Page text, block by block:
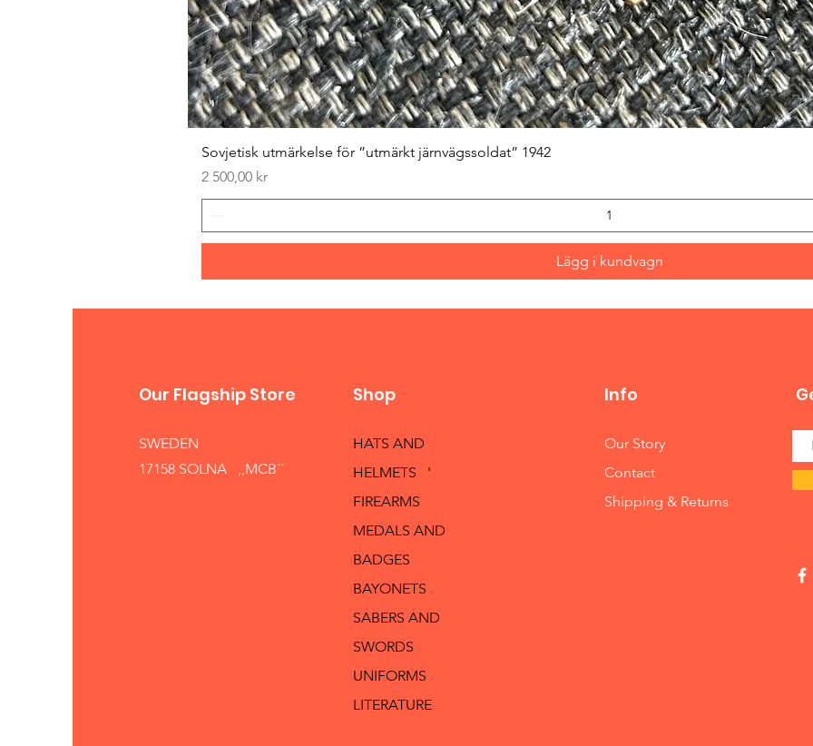
Sovjetisk utmärkelse för ”utmärkt järnvägssoldat” 1942
Pris
2 500,00 kr
Lägg i kundvagn
Our Flagship Store
SWEDEN
17158 SOLNA ,,MCB´´
Shop
HATS AND
HELMETS '
FIREARMS
MEDALS AND
BADGES
BAYONETS
SABERS AND
SWORDS
UNIFORMS
LITERATURE
Info
Our Story
Contact
Shipping & Returns